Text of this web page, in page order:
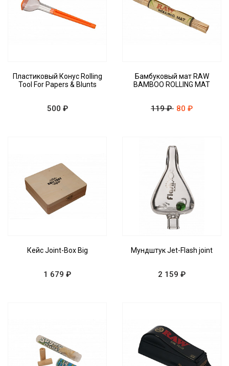
Пластиковый Конус Rolling
Tool For Papers & Blunts
500 ₽
Бамбуковый мат RAW
BAMBOO ROLLING MAT
119 ₽ 80 ₽
Кейс Joint-Box Big
1 679 ₽
Мундштук Jet-Flash joint
2 159 ₽